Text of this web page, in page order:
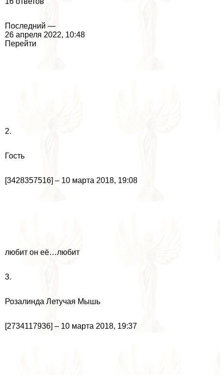
Последний —
26 апреля 2022, 10:48
Перейти
2.
Гость
[3428357516] – 10 марта 2018, 19:08
любит он её…любит
3.
Розалинда Летучая Мышь
[2734117936] – 10 марта 2018, 19:37